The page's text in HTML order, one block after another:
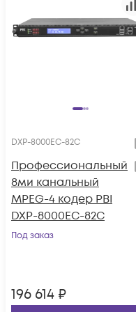
DXP-8000EC-82C
Профессиональный
8ми канальный
MPEG-4 кодер PBI
DXP-8000EC-82C
Под заказ
196 614 ₽